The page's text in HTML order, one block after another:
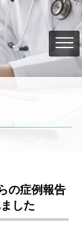
の症例報告
した